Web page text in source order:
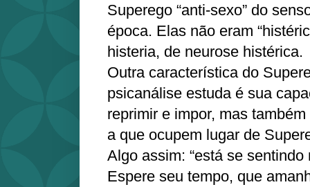
Superego “anti-sexo” do
época. Elas não eram
histeria, de neurose histérica.
Outra característica do
psicanálise estuda é sua
reprimir e impor, mas
a que ocupem lugar de
Algo assim: “está se
Espere seu tempo, que